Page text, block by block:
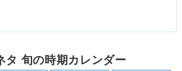
タ 旬の時期カレンダー